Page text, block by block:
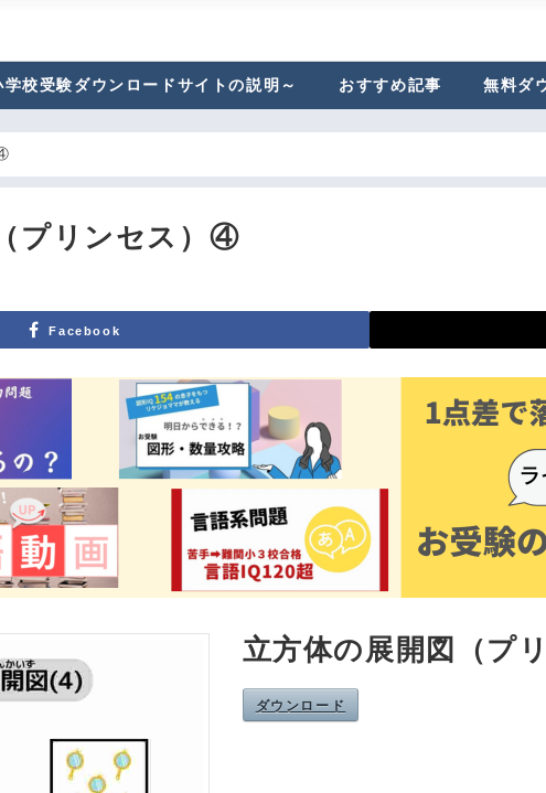
学校受験ダウンロードサイトの説明～ おすすめ記事 無料ダ
プリンセス）④
Facebook
立方体の展開図（プ
ダウンロード